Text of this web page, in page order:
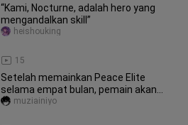
“Kami, Nocturne, adalah hero yang
mengandalkan skill”
15
heishouking
Setelah memainkan Peace Elite
selama empat bulan, pemain akan
mulai memainkan versi PC. .
muziainiyo